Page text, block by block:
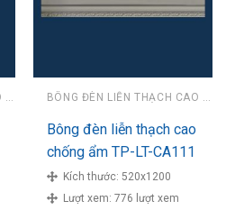
BÔNG ĐÈN LIỄN THẠCH CAO CHỐNG ẨM BÔNG ĐÈN LIỄN THẠCH CAO CHỐNG ẨM
Bông đèn liễn thạch cao
chống ẩm TP-LT-CA111
Kích thước: 520x1200
Lượt xem: 776 lượt xem